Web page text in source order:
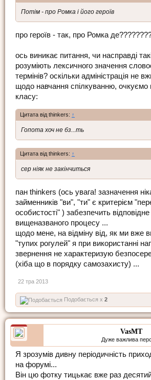
Потім - про Ромка і його героїв
про героїв - так, про Ромка
ось виникає питання, чи насправді
розуміють лексичного значення
термінів? оскільки адміністрація не
щодо навчання спілкуванню, очкуємо
класу:
Цитата від thinkers: ↑
Гопота хоч не бз...ть
Цитата від thinkers: ↑
сер ніяк не закінчиться
пан thinkers (ось увага! зазначення
займенників "ви", "ти" є критерієм
особистості" ) забезпечить
вищеназваного процесу ...
щодо мене, на відміну від, як ми вже
"тупих рогулей" я при використанні
звернення не характеризую
(хіба що в порядку самозахисту) ...
22 тра 2013
Подобається x 2
VasMT
Дуже важлива
Я зрозумів дивну періодичність
на форумі...
Він цю фотку тицькає вже раз